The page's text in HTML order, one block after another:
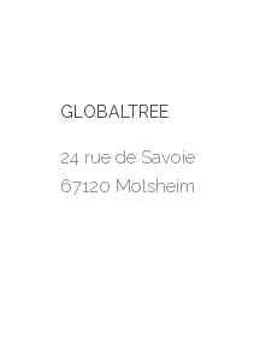
GLOBALTREE
24 rue de Savoie
67120 Molsheim